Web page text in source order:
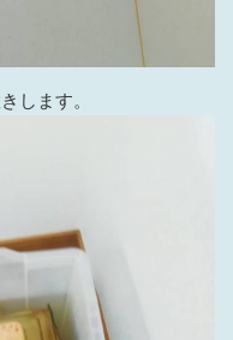
します。